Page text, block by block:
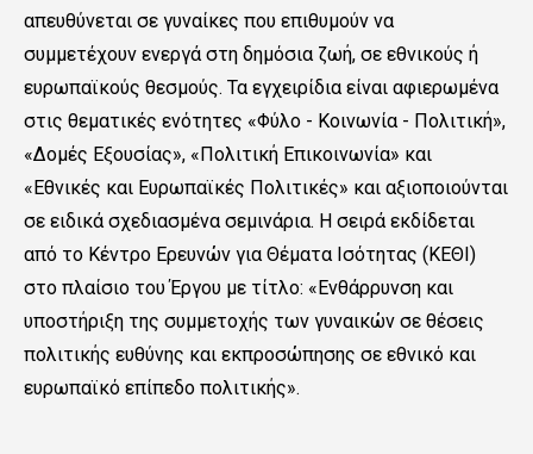
απευθύνεται σε γυναίκες που επιθυμούν να
συμμετέχουν ενεργά στη δημόσια ζωή, σε εθνικούς ή
ευρωπαϊκούς θεσμούς. Τα εγχειρίδια είναι αφιερωμένα
στις θεματικές ενότητες «Φύλο - Κοινωνία - Πολιτική»,
«Δομές Εξουσίας», «Πολιτική Επικοινωνία» και
«Εθνικές και Ευρωπαϊκές Πολιτικές» και αξιοποιούνται
σε ειδικά σχεδιασμένα σεμινάρια. Η σειρά εκδίδεται
από το Κέντρο Ερευνών για Θέματα Ισότητας (ΚΕΘΙ)
στο πλαίσιο του Έργου με τίτλο: «Ενθάρρυνση και
υποστήριξη της συμμετοχής των γυναικών σε θέσεις
πολιτικής ευθύνης και εκπροσώπησης σε εθνικό και
ευρωπαϊκό επίπεδο πολιτικής».